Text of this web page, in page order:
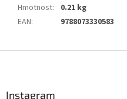
Hmotnost:
0.21 kg
EAN: 9788073330583
Instagram